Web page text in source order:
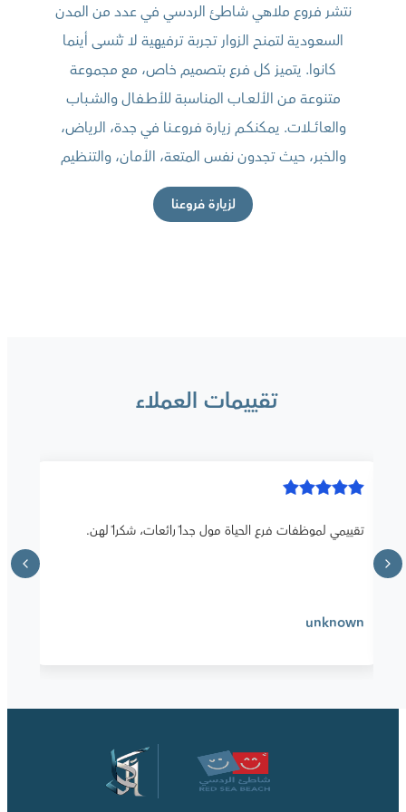
نتشر فروع ملاهي شاطئ الردسي في عدد من المدن
السعودية لتمنح الزوار تجربة ترفيهية لا تُنسى أينما
كانوا. يتميز كل فرع بتصميم خاص، مع مجموعة
متنوعة مـن الألـعــاب المناسبة للأطــفال والشــباب
والعائــــلات. يمكنكــم زيارة فروعــنا في جدة، الرياض،
والخبر، حيث تجدون نفس المتعة، الأمان، والتنظيم
لزيارة فروعنا
تقييمات العملاء
تقييمي لموظفات فرع الحياة مول جداً رائعات، شكراً لهن.
unknown